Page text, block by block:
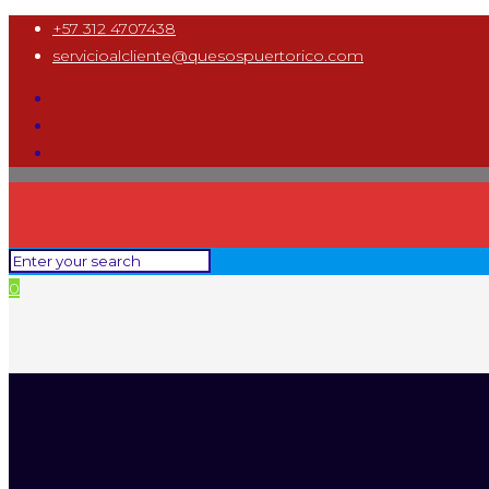
+57 312 4707438
servicioalcliente@quesospuertorico.com
0